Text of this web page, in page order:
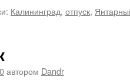
Калининград, отпуск,
автором Dandr